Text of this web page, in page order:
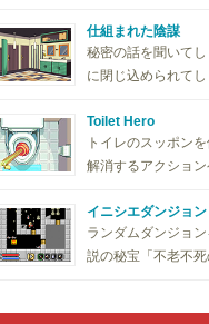
仕組まれた陰謀
秘密の話を聞いて
に閉じ込められて
Toilet Hero
トイレのスッポン
解消するアクショ
イニシエダンジョン
ランダムダンジョ
説の秘宝「不老不